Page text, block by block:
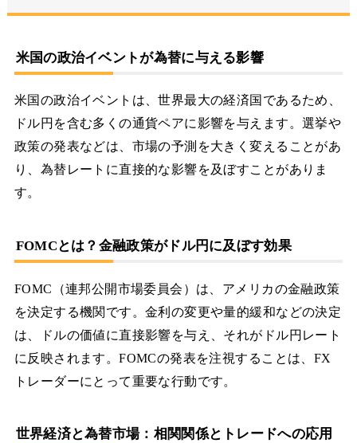
米国の政治イベントが為替に与える影響
米国の政治イベントは、世界最大の経済国であるため、
ドル円を含む多くの通貨ペアに影響を与えます。選挙や
政策の発表などは、市場の予測を大きく変えることがあ
り、為替レートに直接的な影響を及ぼすことがありま
す。
FOMCとは？金融政策がドル円に及ぼす効果
FOMC（連邦公開市場委員会）は、アメリカの金融政策
を決定する機関です。金利の変更や量的緩和などの決定
は、ドルの価値に直接影響を与え、それがドル円レート
に反映されます。FOMCの発表を注視することは、FX
トレーダーにとって重要な行動です。
世界経済と為替市場：相関関係とトレードへの応用